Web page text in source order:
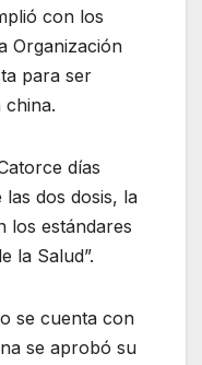
con los
Organización
para ser
china.
días
dos dosis, la
los estándares
la Salud”.
se cuenta con
se aprobó su